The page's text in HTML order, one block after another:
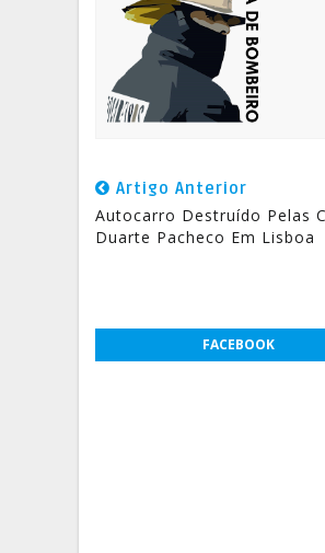
Artigo Anterior
Autocarro Destruído Pelas
Duarte Pacheco Em Lisboa
FACEBOOK